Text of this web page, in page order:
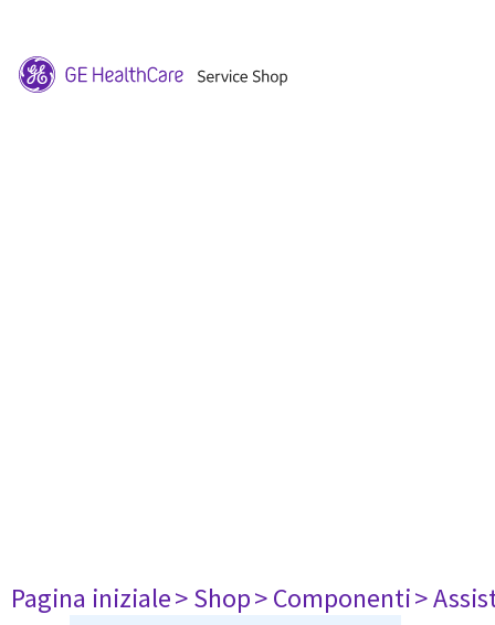
Pagina iniziale> Shop> Componenti>